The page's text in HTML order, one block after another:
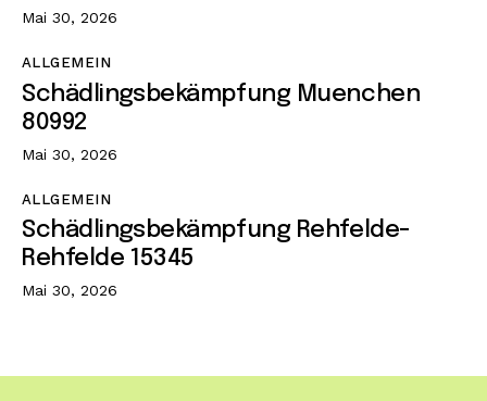
Mai 30, 2026
ALLGEMEIN
Schädlingsbekämpfung Muenchen
80992
Mai 30, 2026
ALLGEMEIN
Schädlingsbekämpfung Rehfelde-
Rehfelde 15345
Mai 30, 2026